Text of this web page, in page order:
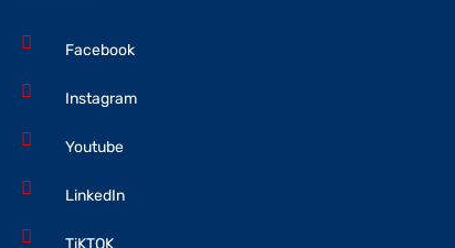
Facebook
Instagram
Youtube
LinkedIn
TiKTOK